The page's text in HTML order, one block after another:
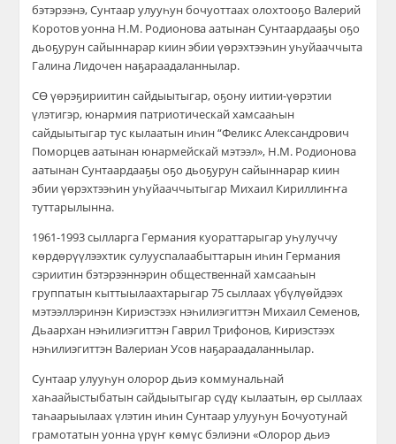
бэтэрээнэ, Сунтаар улууһун бочуоттаах олохтооҕо Валерий
Коротов уонна Н.М. Родионова аатынан Сунтаардааҕы оҕо
дьоҕурун сайыннарар киин эбии үөрэхтээһин уһуйааччыта
Галина Лидочен наҕараадаланнылар.
СӨ үөрэҕириитин сайдыытыгар, оҕону иитии-үөрэтии
үлэтигэр, юнармия патриотическай хамсааһын
сайдыытыгар тус кылаатын иһин “Феликс Александрович
Поморцев аатынан юнармейскай мэтээл», Н.М. Родионова
аатынан Сунтаардааҕы оҕо дьоҕурун сайыннарар киин
эбии үөрэхтээһин уһуйааччытыгар Михаил Кириллиҥҥа
туттарылынна.
1961-1993 сылларга Германия куораттарыгар уһулуччу
көрдөрүүлээхтик сулууспалаабыттарын иһин Германия
сэриитин бэтэрээннэрин общественнай хамсааһын
группатын кыттыылаахтарыгар 75 сыллаах үбүлүөйдээх
мэтээллэринэн Кириэстээх нэһилиэгиттэн Михаил Семенов,
Дьаархан нэһилиэгиттэн Гаврил Трифонов, Кириэстээх
нэһилиэгиттэн Валериан Усов наҕараадаланнылар.
Сунтаар улууһун олорор дьиэ коммунальнай
хаһаайыстыбатын сайдыытыгар сүдү кылаатын, өр сыллаах
таһаарыылаах үлэтин иһин Сунтаар улууһун Бочуотунай
грамотатын уонна үрүҥ көмүс бэлиэни «Олорор дьиэ